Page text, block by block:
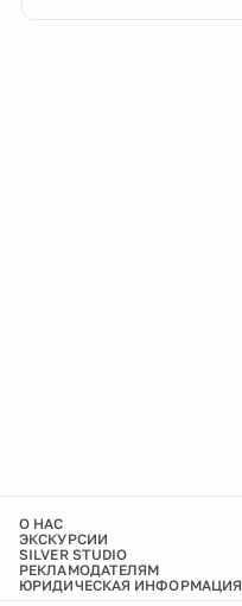
О НАС
ЭКСКУРСИИ
SILVER STUDIO
РЕКЛАМОДАТЕЛЯМ
ЮРИДИЧЕСКАЯ ИНФОРМАЦИЯ